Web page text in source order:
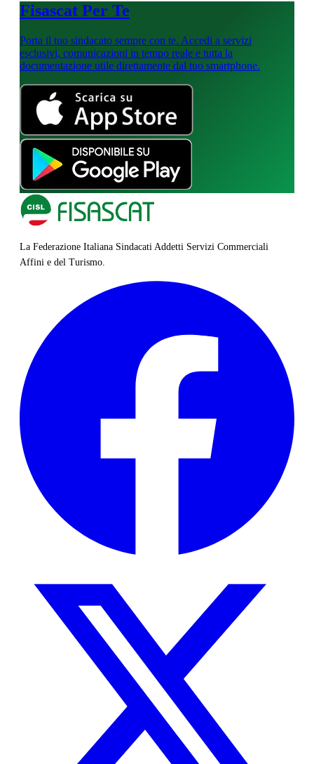
Fisascat Per Te
Porta il tuo sindacato sempre con te. Accedi a servizi
esclusivi, comunicazioni in tempo reale e tutta la
documentazione utile direttamente dal tuo smartphone.
La Federazione Italiana Sindacati Addetti Servizi Commerciali
Affini e del Turismo.